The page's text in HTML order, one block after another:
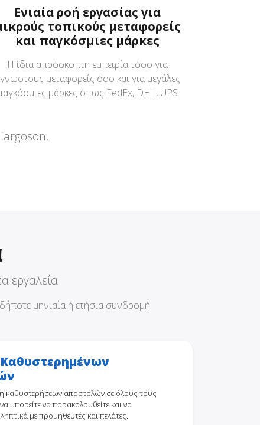
Ενιαία ροή εργασίας για
τοπικούς μεταφορείς
και παγκόσμιες μάρκες
Η ίδια απρόσκοπτη εμπειρία τόσο για
μεταφορείς όσο και για μεγάλες
μάρκες όπως FedEx, DHL, UPS
εργαλεία
μηνιαία ή ετήσια συνδρομή:
καθυστερήσεων αποστολών σε όλους τους
μπορείτε να παρακολουθείτε και να
με προμηθευτές και πελάτες.